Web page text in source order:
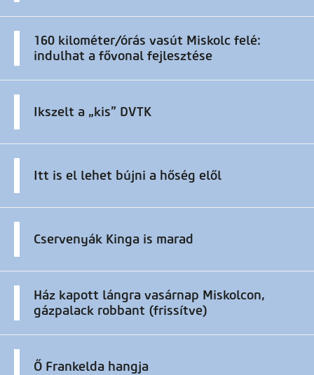
160 kilométer/órás vasút Miskolc felé:
indulhat a fővonal fejlesztése
Ikszelt a „kis” DVTK
Itt is el lehet bújni a hőség elől
Cservenyák Kinga is marad
Ház kapott lángra vasárnap Miskolcon,
gázpalack robbant (frissítve)
Ő Frankelda hangja